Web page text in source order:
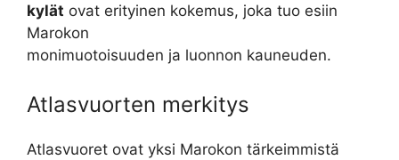
kylät ovat erityinen kokemus, joka tuo esiin
Marokon
monimuotoisuuden ja luonnon kauneuden.
Atlasvuorten merkitys
Atlasvuoret ovat yksi Marokon tärkeimmistä